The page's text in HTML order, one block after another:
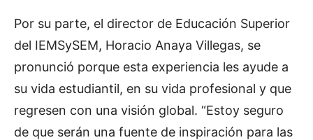
Por su parte, el director de Educación Superior
del IEMSySEM, Horacio Anaya Villegas, se
pronunció porque esta experiencia les ayude a
su vida estudiantil, en su vida profesional y que
regresen con una visión global. “Estoy seguro
de que serán una fuente de inspiración para las